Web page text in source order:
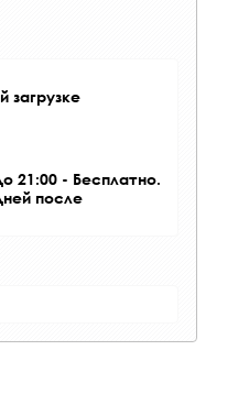
загрузке
21:00 - Бесплатно.
после